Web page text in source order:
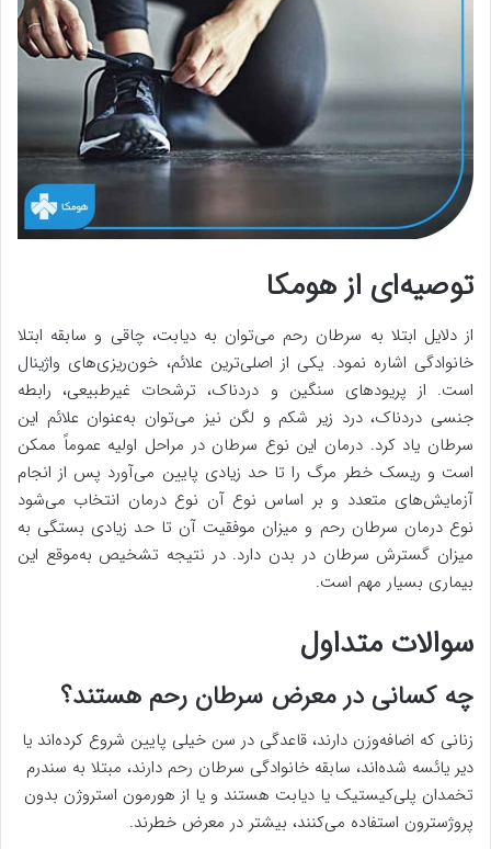
توصیه‌ای از هومکا
از دلایل ابتلا به سرطان رحم می‌توان به دیابت، چاقی و سابقه ابتلا
خانوادگی اشاره نمود. یکی از اصلی‌ترین علائم، خون‌ریزی‌های واژینال
است. از پریودهای سنگین و دردناک، ترشحات غیرطبیعی، رابطه
جنسی دردناک، درد زیر شکم و لگن نیز می‌توان به‌عنوان علائم این
سرطان یاد کرد. درمان این نوع سرطان در مراحل اولیه عموماً ممکن
است و ریسک خطر مرگ را تا حد زیادی پایین می‌آورد پس از انجام
آزمایش‌های متعدد و بر اساس نوع آن نوع درمان انتخاب می‌شود
نوع درمان سرطان رحم و میزان موفقیت آن تا حد زیادی بستگی به
میزان گسترش سرطان در بدن دارد. در نتیجه تشخیص به‌موقع این
بیماری بسیار مهم است.
سوالات متداول
چه کسانی در معرض سرطان رحم هستند؟
زنانی که اضافه‌وزن دارند، قاعدگی در سن خیلی پایین شروع کرده‌اند یا
دیر یائسه شده‌اند، سابقه خانوادگی سرطان رحم دارند، مبتلا به سندرم
تخمدان پلی‌کیستیک یا دیابت هستند و یا از هورمون استروژن بدون
پروژسترون استفاده می‌کنند، بیشتر در معرض خطرند.